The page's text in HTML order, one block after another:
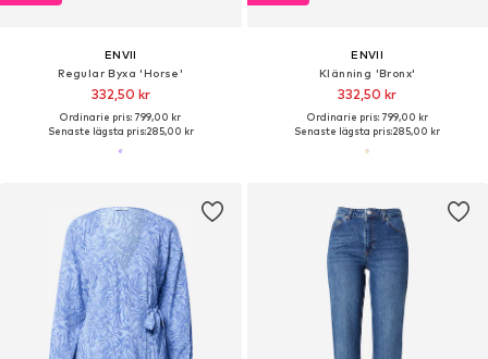
ENVII
Regular Byxa 'Horse'
332,50 kr
Ordinarie pris: 799,00 kr
Senaste lägsta pris:285,00 kr
ENVII
Klänning 'Bronx'
332,50 kr
Ordinarie pris: 799,00 kr
Senaste lägsta pris:285,00 kr